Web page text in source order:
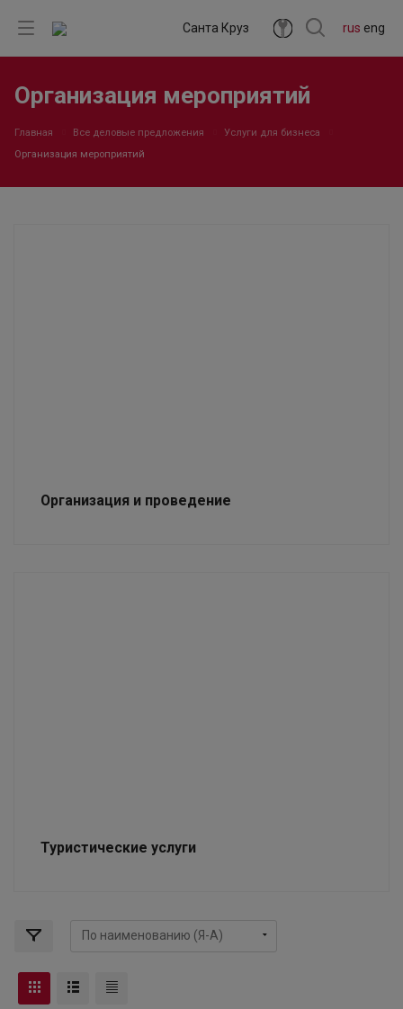
rus eng
Санта Круз
Организация мероприятий
Главная Все деловые предложения
Услуги для бизнеса
Организация мероприятий
Организация и проведение
Туристические услуги